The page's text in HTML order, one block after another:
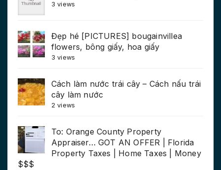
3 views
Đẹp hé [PICTURES] bougainvillea
flowers, bông giấy, hoa giấy
3 views
Cách làm nước trái cây – Cách nấu trái
cây làm nước
2 views
To: Orange County Property
Appraiser… GOT AN OFFER | Florida
Property Taxes | Home Taxes | Money
$$$